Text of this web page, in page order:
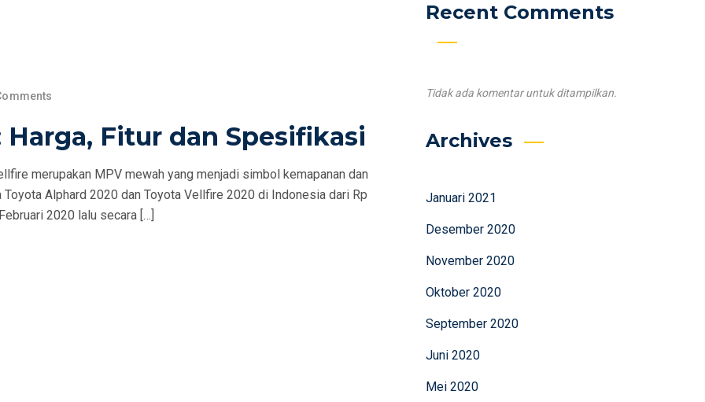
Fitur dan Spesifikasi
merupakan MPV mewah yang menjadi simbol kemapanan dan
Alphard 2020 dan Toyota Vellfire 2020 di Indonesia dari Rp
2020 lalu secara […]
Recent Comments
Tidak ada komentar untuk ditampilkan.
Archives
Januari 2021
Desember 2020
November 2020
Oktober 2020
September 2020
Juni 2020
Mei 2020